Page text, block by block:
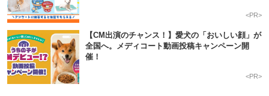
<PR>
【CM出演のチャンス！】愛犬の「おいしい顔」が
全国へ。メディコート動画投稿キャンペーン開
催！
<PR>
pecodogs
いぬ部をフォロー
pecocats
ねこ部をフォロー